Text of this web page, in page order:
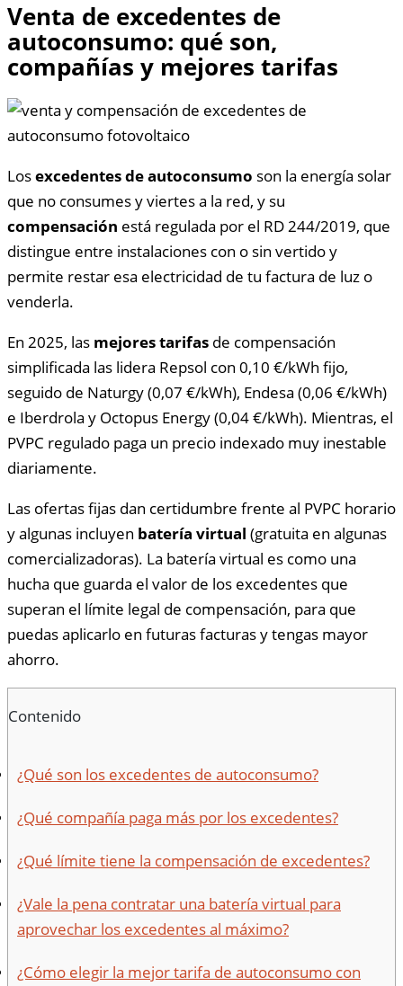
Venta de excedentes de
autoconsumo: qué son,
compañías y mejores tarifas
Losexcedentes de autoconsumo son la energía solar
que no consumes y viertes a la red, y su
compensación está regulada por el RD 244/2019, que
distingue entre instalaciones con o sin vertido y
permite restar esa electricidad de tu factura de luz o
venderla.
En 2025, las mejores tarifas de compensación
simplificada las lidera Repsol con 0,10 €/kWh fijo,
seguido de Naturgy (0,07 €/kWh), Endesa (0,06 €/kWh)
e Iberdrola y Octopus Energy (0,04 €/kWh). Mientras, el
PVPC regulado paga un precio indexado muy inestable
diariamente.
Las ofertas fijas dan certidumbre frente al PVPC horario
y algunas incluyen batería virtual (gratuita en algunas
comercializadoras). La batería virtual es como una
hucha que guarda el valor de los excedentes que
superan el límite legal de compensación, para que
puedas aplicarlo en futuras facturas y tengas mayor
ahorro.
Contenido
¿Qué son los excedentes de autoconsumo?
¿Qué compañía paga más por los excedentes?
¿Qué límite tiene la compensación de excedentes?
¿Vale la pena contratar una batería virtual para
aprovechar los excedentes al máximo?
¿Cómo elegir la mejor tarifa de autoconsumo con